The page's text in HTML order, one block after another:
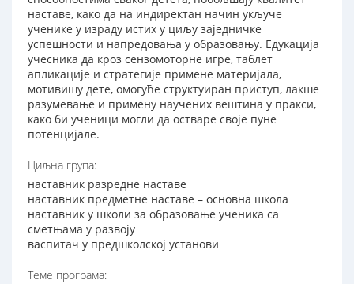
наставе, како да на индиректан начин укључе
ученике у израду истих у циљу заједничке
успешности и напредовања у образовању. Едукација
учесника да кроз сензомоторне игре, таблeт
апликације и стратегије примене материјала,
мотивишу дете, омогуће структуиран приступ, лакше
разумевање и примену научених вештина у пракси,
како би ученици могли да остваре своје пуне
потенцијале.
Циљна група:
наставник разредне наставе
наставник предметне наставе – основна школа
наставник у школи за образовање ученика са
сметњама у развоју
васпитач у предшколској установи
Теме програма: